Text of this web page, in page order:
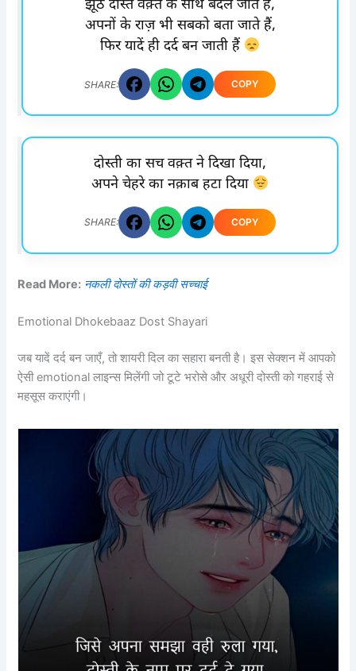
झूठे दोस्त वक़्त के साथ बदल जाते हैं,
अपनों के राज़ भी सबको बता जाते हैं,
फिर यादें ही दर्द बन जाती हैं
SHARE: COPY
दोस्ती का सच वक़्त ने दिखा दिया,
अपने चेहरे का नक़ाब हटा दिया
SHARE: COPY
Read More: नकली दोस्तों की कड़वी सच्चाई
Emotional Dhokebaaz Dost Shayari
जब यादें दर्द बन जाएँ, तो शायरी दिल का सहारा बनती है। इस सेक्शन में आपको
ऐसी emotional लाइन्स मिलेंगी जो टूटे भरोसे और अधूरी दोस्ती को गहराई से
महसूस कराएंगी।